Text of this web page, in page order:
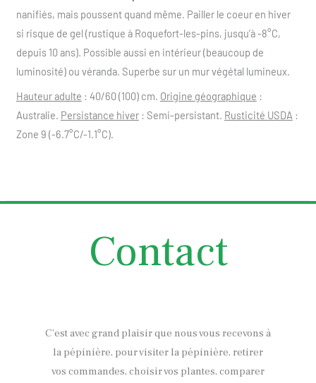
nanifiés, mais poussent quand même. Pailler le coeur en hiver
si risque de gel (rustique à Roquefort-les-pins, jusqu’à -8°C,
depuis 10 ans). Possible aussi en intérieur (beaucoup de
luminosité) ou véranda. Superbe sur un mur végétal lumineux.
Hauteur adulte : 40/60 (100) cm. Origine géographique :
Australie. Persistance hiver: Semi-persistant. Rusticité USDA :
Zone 9 (-6.7°C/-1.1°C).
Contact
C’est avec grand plaisir que nous vous recevons à
la pépinière, pour visiter la pépinière, retirer
vos commandes, choisir vos plantes, comparer